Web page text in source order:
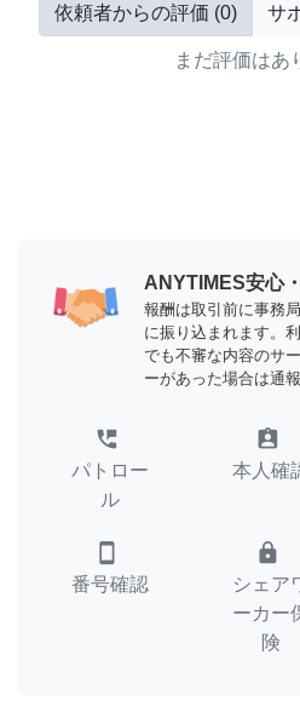
依頼者からの評価 (0) サ
まだ評価はあ
ANYTIMES安心
報酬は取引前に事務
に振り込まれます。
でも不審な内容のサ
ーがあった場合は通
perm_phone_msg
パトロー
ル
assignment_ind
本人確
smartphone
番号確認
lock
シェア
ーカー
険